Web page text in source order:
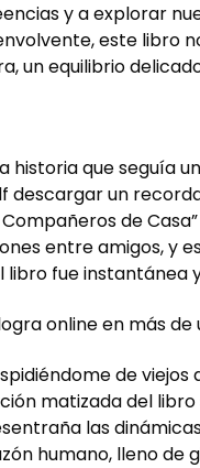
y a explorar
este libro
un equilibrio
que seguía
un
de
entre amigos, y
fue instantánea
online en más de
de viejos
matizada del
las
humano, lleno de